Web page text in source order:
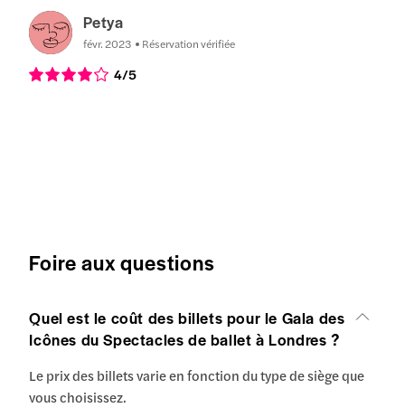
Petya
févr. 2023 Réservation vérifiée
4/5
Foire aux questions
Quel est le coût des billets pour le Gala des
Icônes du Spectacles de ballet à Londres ?
Le prix des billets varie en fonction du type de siège que
vous choisissez.